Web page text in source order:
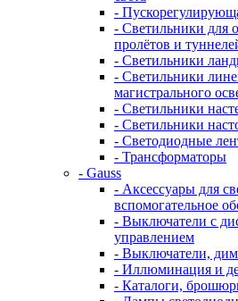
-
- Светильники для
пролётов и
- Светильники
- Светильники
магистрального
- Светильники
- Светильники
- Светодиодные
- Трансформаторы
- Gauss
- Аксессуары для
вспомогательное
- Выключатели с
управлением
- Выключатели,
- Иллюминация и
- Каталоги,